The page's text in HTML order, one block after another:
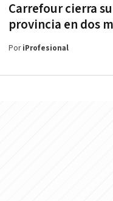
Carrefour cierra
provincia en dos
PoriProfesional